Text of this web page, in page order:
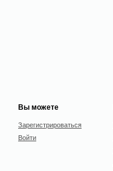
Вы можете
Зарегистрироваться
Войти